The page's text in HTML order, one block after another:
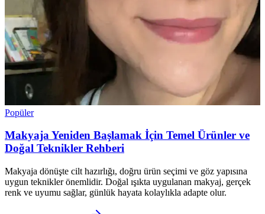
Popüler
Makyaja Yeniden Başlamak İçin Temel Ürünler ve
Doğal Teknikler Rehberi
Makyaja dönüşte cilt hazırlığı, doğru ürün seçimi ve göz yapısına
uygun teknikler önemlidir. Doğal ışıkta uygulanan makyaj, gerçek
renk ve uyumu sağlar, günlük hayata kolaylıkla adapte olur.